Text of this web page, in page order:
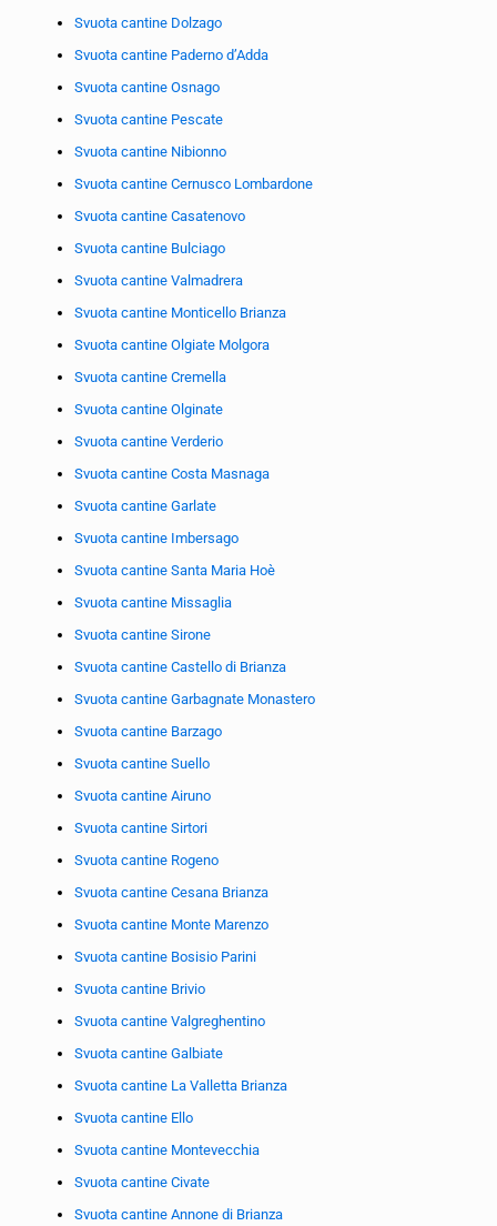
Svuota cantine Dolzago
Svuota cantine Paderno d’Adda
Svuota cantine Osnago
Svuota cantine Pescate
Svuota cantine Nibionno
Svuota cantine Cernusco Lombardone
Svuota cantine Casatenovo
Svuota cantine Bulciago
Svuota cantine Valmadrera
Svuota cantine Monticello Brianza
Svuota cantine Olgiate Molgora
Svuota cantine Cremella
Svuota cantine Olginate
Svuota cantine Verderio
Svuota cantine Costa Masnaga
Svuota cantine Garlate
Svuota cantine Imbersago
Svuota cantine Santa Maria Hoè
Svuota cantine Missaglia
Svuota cantine Sirone
Svuota cantine Castello di Brianza
Svuota cantine Garbagnate Monastero
Svuota cantine Barzago
Svuota cantine Suello
Svuota cantine Airuno
Svuota cantine Sirtori
Svuota cantine Rogeno
Svuota cantine Cesana Brianza
Svuota cantine Monte Marenzo
Svuota cantine Bosisio Parini
Svuota cantine Brivio
Svuota cantine Valgreghentino
Svuota cantine Galbiate
Svuota cantine La Valletta Brianza
Svuota cantine Ello
Svuota cantine Montevecchia
Svuota cantine Civate
Svuota cantine Annone di Brianza